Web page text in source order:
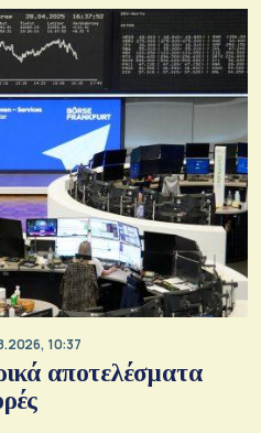
10:37
αποτελέσματα